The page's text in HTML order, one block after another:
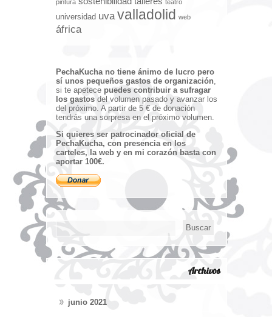
pintura teatro
universidad uva valladolid web
áfrica
PechaKucha no tiene ánimo de lucro pero
sí unos pequeños gastos de organización
si te apetece puedes contribuir a sufragar
los gastos del volumen pasado y avanzar los
del próximo. A partir de 5 € de donación
tendrás una sorpresa en el próximo volumen.
Si quieres ser patrocinador oficial de
PechaKucha, con presencia en los
carteles, la web y en mi corazón basta con
aportar 100€.
Archivos
junio 2021